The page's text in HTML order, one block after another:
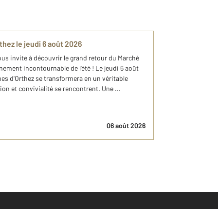
le jeudi 6 août 2026
invite à découvrir le grand retour du Marché
incontournable de l'été ! Le jeudi 6 août
d'Orthez se transformera en un véritable
et convivialité se rencontrent. Une ...
06 août 2026